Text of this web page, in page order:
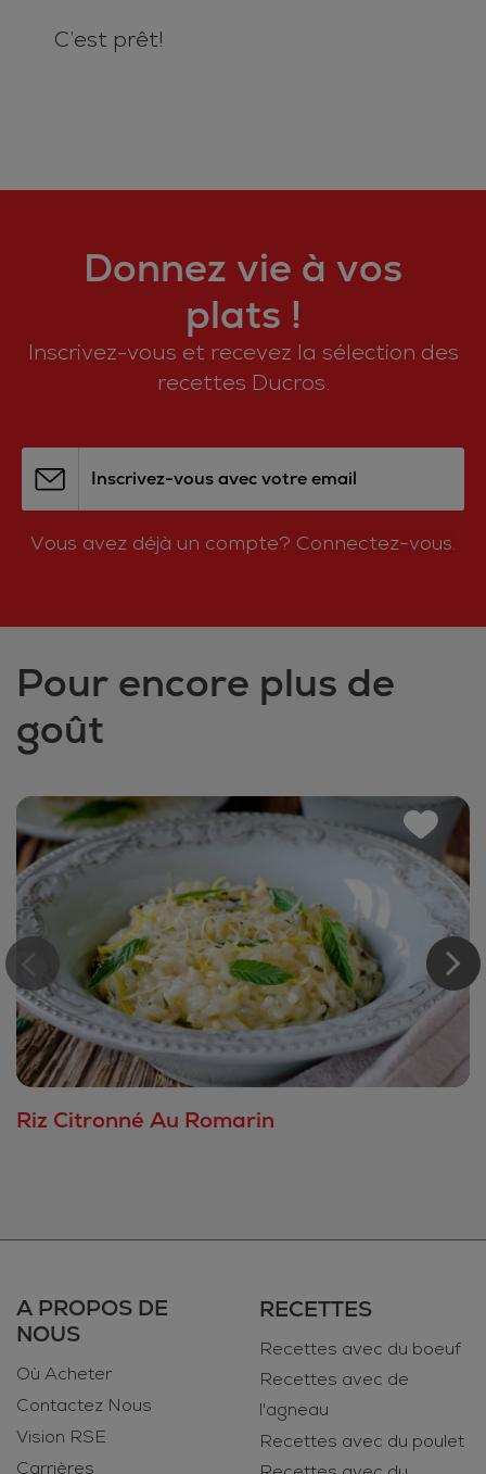
C’est prêt!
Donnez vie à vos
plats !
Inscrivez-vous et recevez la sélection des
recettes Ducros.
Inscrivez-vous avec votre email
Vous avez déjà un compte? Connectez-vous.
Pour encore plus de
goût
Riz Citronné Au Romarin
A PROPOS DE
NOUS
Où Acheter
Contactez Nous
Vision RSE
Carrières
RECETTES
Recettes avec du boeuf
Recettes avec de
l'agneau
Recettes avec du poulet